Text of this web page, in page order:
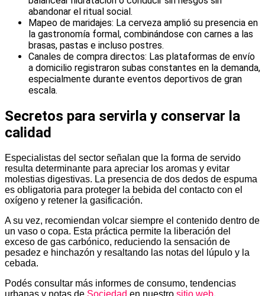
abandonar el ritual social.
Mapeo de maridajes: La cerveza amplió su presencia en
la gastronomía formal, combinándose con carnes a las
brasas, pastas e incluso postres.
Canales de compra directos: Las plataformas de envío
a domicilio registraron subas constantes en la demanda,
especialmente durante eventos deportivos de gran
escala.
Secretos para servirla y conservar la
calidad
Especialistas del sector señalan que la forma de servido
resulta determinante para apreciar los aromas y evitar
molestias digestivas. La presencia de dos dedos de espuma
es obligatoria para proteger la bebida del contacto con el
oxígeno y retener la gasificación.
A su vez, recomiendan volcar siempre el contenido dentro de
un vaso o copa. Esta práctica permite la liberación del
exceso de gas carbónico, reduciendo la sensación de
pesadez e hinchazón y resaltando las notas del lúpulo y la
cebada.
Podés consultar más informes de consumo, tendencias
urbanas y notas de Sociedad en nuestro sitio web.